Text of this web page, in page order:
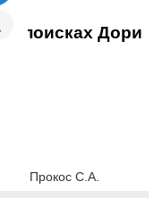
В поисках Дори
Прокос С.А.